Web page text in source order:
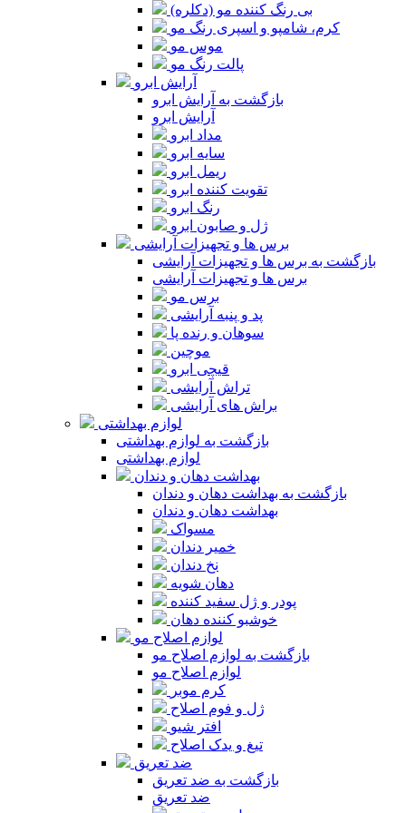
بی رنگ کننده مو (دکلره)
کرم، شامپو و اسپری رنگ مو
موس مو
پالت رنگ مو
آرایش ابرو
بازگشت به آرایش ابرو
آرایش ابرو
مداد ابرو
سایه ابرو
ریمل ابرو
تقویت کننده ابرو
رنگ ابرو
ژل و صابون ابرو
برس ها و تجهیزات آرایشی
بازگشت به برس ها و تجهیزات آرایشی
برس ها و تجهیزات آرایشی
برس مو
پد و پنبه آرایشی
سوهان و رنده پا
موچین
قیچی ابرو
تراش آرایشی
براش های آرایشی
لوازم بهداشتی
بازگشت به لوازم بهداشتی
لوازم بهداشتی
بهداشت دهان و دندان
بازگشت به بهداشت دهان و دندان
بهداشت دهان و دندان
مسواک
خمیر دندان
نخ دندان
دهان شویه
پودر و ژل سفید کننده
خوشبو کننده دهان
لوازم اصلاح مو
بازگشت به لوازم اصلاح مو
لوازم اصلاح مو
کرم موبر
ژل و فوم اصلاح
افتر شیو
تیغ و یدک اصلاح
ضد تعریق
بازگشت به ضد تعریق
ضد تعریق